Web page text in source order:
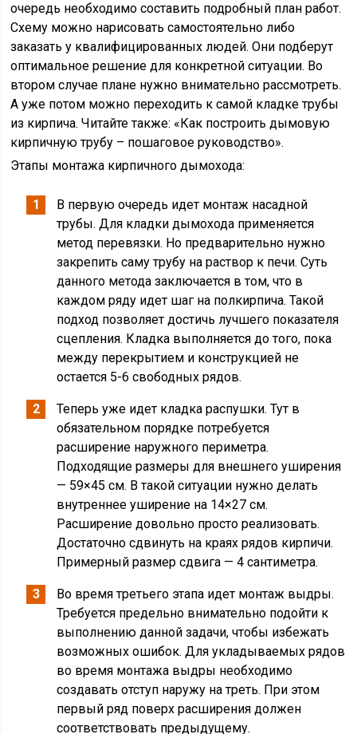
очередь необходимо составить подробный план работ.
Схему можно нарисовать самостоятельно либо
заказать у квалифицированных людей. Они подберут
оптимальное решение для конкретной ситуации. Во
втором случае плане нужно внимательно рассмотреть.
А уже потом можно переходить к самой кладке трубы
из кирпича. Читайте также: «Как построить дымовую
кирпичную трубу – пошаговое руководство».
Этапы монтажа кирпичного дымохода:
В первую очередь идет монтаж насадной
трубы. Для кладки дымохода применяется
метод перевязки. Но предварительно нужно
закрепить саму трубу на раствор к печи. Суть
данного метода заключается в том, что в
каждом ряду идет шаг на полкирпича. Такой
подход позволяет достичь лучшего показателя
сцепления. Кладка выполняется до того, пока
между перекрытием и конструкцией не
остается 5-6 свободных рядов.
Теперь уже идет кладка распушки. Тут в
обязательном порядке потребуется
расширение наружного периметра.
Подходящие размеры для внешнего уширения
— 59×45 см. В такой ситуации нужно делать
внутреннее уширение на 14×27 см.
Расширение довольно просто реализовать.
Достаточно сдвинуть на краях рядов кирпичи.
Примерный размер сдвига — 4 сантиметра.
Во время третьего этапа идет монтаж выдры.
Требуется предельно внимательно подойти к
выполнению данной задачи, чтобы избежать
возможных ошибок. Для укладываемых рядов
во время монтажа выдры необходимо
создавать отступ наружу на треть. При этом
первый ряд поверх расширения должен
соответствовать предыдущему.